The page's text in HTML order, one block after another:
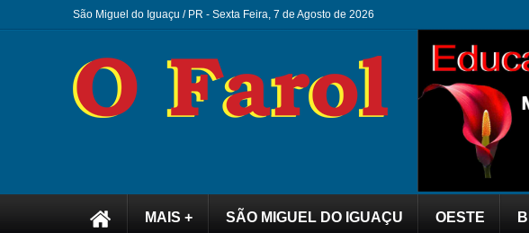
São Miguel do Iguaçu / PR - Sexta Feira, 7 de Agosto de 2026
MAIS + SÃO MIGUEL DO IGUAÇU OESTE